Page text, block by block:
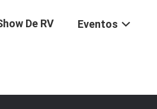
De RV Eventos